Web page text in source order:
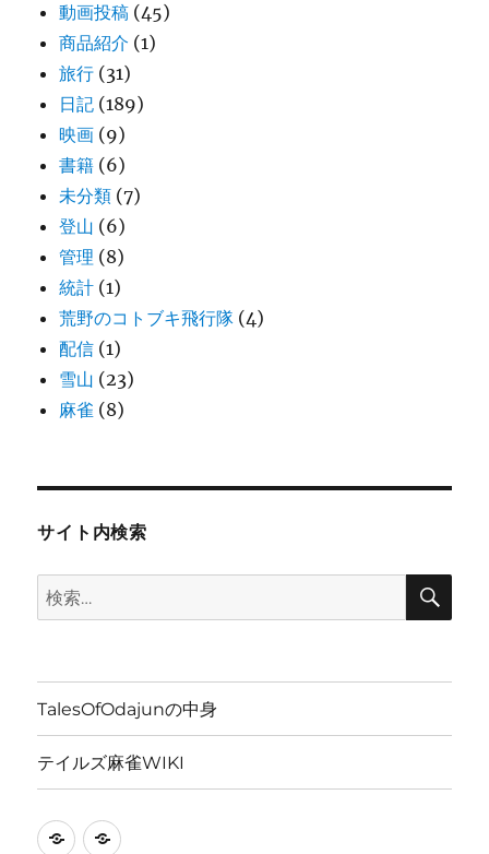
動画投稿 (45)
商品紹介 (1)
旅行 (31)
日記 (189)
映画 (9)
書籍 (6)
未分類 (7)
登山 (6)
管理 (8)
統計 (1)
荒野のコトブキ飛行隊 (4)
配信 (1)
雪山 (23)
麻雀 (8)
サイト内検索
検
索:
検
TalesOfOdajunの中身
テイルズ麻雀WIKI
TalesOfOdajun
テ